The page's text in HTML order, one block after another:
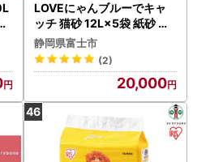
LOVEにゃんブルーでキャ
ッチ 猫砂 12L×5袋 紙砂 色
が青に変わる しっかり固ま
る 燃えるゴミ 水洗トイレ使
用不可 消臭 ニャン 猫 ネコ
ねこ まとめ買い ペット用
消耗 衛生 防災 備蓄 日本製
国産 SDGs サノテック 静岡
富士市 [sf024-019]
静岡県富士市
(2)
20,000